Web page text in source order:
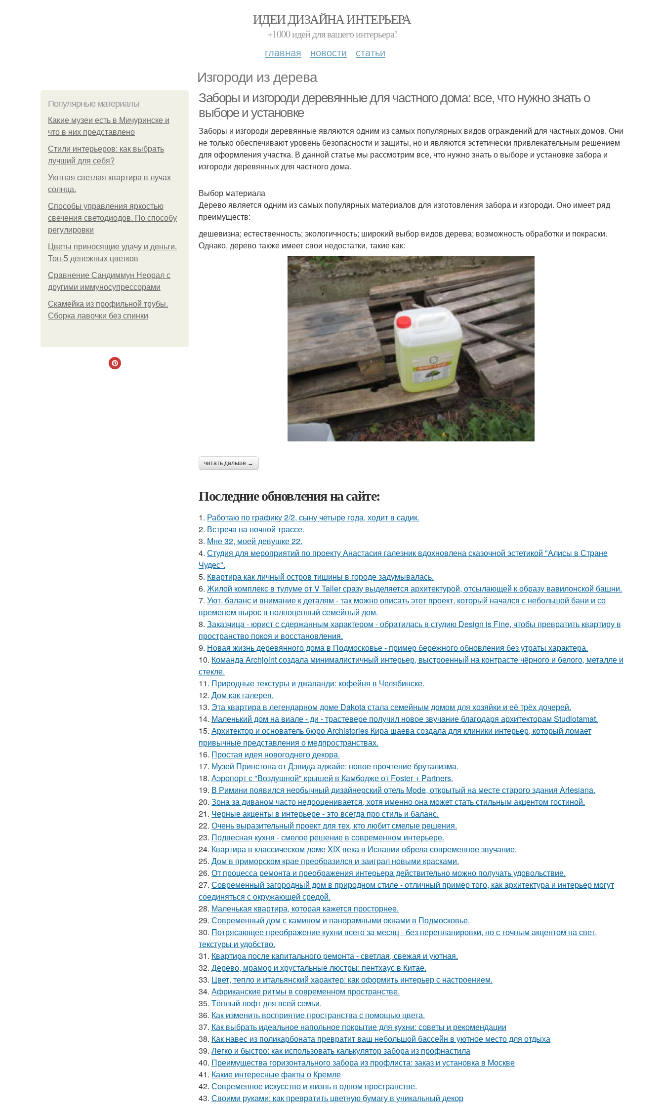
ИДЕИ ДИЗАЙНА ИНТЕРЬЕРА
+1000 идей для вашего интерьера!
главная новости статьи
Изгороди из дерева
Популярные материалы
Какие музеи есть в Мичуринске и
что в них представлено
Стили интерьеров: как выбрать
лучший для себя?
Уютная светлая квартира в лучах
солнца.
Способы управления яркостью
свечения светодиодов. По способу
регулировки
Цветы приносящие удачу и деньги.
Топ-5 денежных цветков
Сравнение Сандиммун Неорал с
другими иммуносупрессорами
Скамейка из профильной трубы.
Сборка лавочки без спинки
Заборы и изгороди деревянные для частного дома: все, что нужно знать о
выборе и установке
Заборы и изгороди деревянные являются одним из самых популярных видов ограждений для частных домов. Они
не только обеспечивают уровень безопасности и защиты, но и являются эстетически привлекательным решением
для оформления участка. В данной статье мы рассмотрим все, что нужно знать о выборе и установке забора и
изгороди деревянных для частного дома.
Выбор материала
Дерево является одним из самых популярных материалов для изготовления забора и изгороди. Оно имеет ряд
преимуществ:
дешевизна; естественность; экологичность; широкий выбор видов дерева; возможность обработки и покраски.
Однако, дерево также имеет свои недостатки, такие как:
читать дальше →
Последние обновления на сайте:
1. Работаю по графику 2/2, сыну четыре года, ходит в садик.
2. Встреча на ночной трассе.
3. Мне 32, моей девушке 22.
4. Студия для мероприятий по проекту Анастасия галезник вдохновлена сказочной эстетикой "Алисы в Стране
Чудес".
5. Квартира как личный остров тишины в городе задумывалась.
6. Жилой комплекс в тулуме от V Taller сразу выделяется архитектурой, отсылающей к образу вавилонской башни.
7. Уют, баланс и внимание к деталям - так можно описать этот проект, который начался с небольшой бани и со
временем вырос в полноценный семейный дом.
8. Заказчица - юрист с сдержанным характером - обратилась в студию Design is Fine, чтобы превратить квартиру в
пространство покоя и восстановления.
9. Новая жизнь деревянного дома в Подмосковье - пример бережного обновления без утраты характера.
10. Команда Archjoint создала минималистичный интерьер, выстроенный на контрасте чёрного и белого, металле и
стекле.
11. Природные текстуры и джапанди: кофейня в Челябинске.
12. Дом как галерея.
13. Эта квартира в легендарном доме Dakota стала семейным домом для хозяйки и её трёх дочерей.
14. Маленький дом на виале - ди - трастевере получил новое звучание благодаря архитекторам Studiotamat.
15. Архитектор и основатель бюро Archistories Кира шаева создала для клиники интерьер, который ломает
привычные представления о медпространствах.
16. Простая идея новогоднего декора.
17. Музей Принстона от Дэвида аджайе: новое прочтение брутализма.
18. Аэропорт с "Воздушной" крышей в Камбодже от Foster + Partners.
19. В Римини появился необычный дизайнерский отель Mode, открытый на месте старого здания Arlesiana.
20. Зона за диваном часто недооценивается, хотя именно она может стать стильным акцентом гостиной.
21. Черные акценты в интерьере - это всегда про стиль и баланс.
22. Очень выразительный проект для тех, кто любит смелые решения.
23. Подвесная кухня - смелое решение в современном интерьере.
24. Квартира в классическом доме XIX века в Испании обрела современное звучание.
25. Дом в приморском крае преобразился и заиграл новыми красками.
26. От процесса ремонта и преображения интерьера действительно можно получать удовольствие.
27. Современный загородный дом в природном стиле - отличный пример того, как архитектура и интерьер могут
соединяться с окружающей средой.
28. Маленькая квартира, которая кажется просторнее.
29. Современный дом с камином и панорамными окнами в Подмосковье.
30. Потрясающее преображение кухни всего за месяц - без перепланировки, но с точным акцентом на свет,
текстуры и удобство.
31. Квартира после капитального ремонта - светлая, свежая и уютная.
32. Дерево, мрамор и хрустальные люстры: пентхаус в Китае.
33. Цвет, тепло и итальянский характер: как оформить интерьер с настроением.
34. Африканские ритмы в современном пространстве.
35. Тёплый лофт для всей семьи.
36. Как изменить восприятие пространства с помощью цвета.
37. Как выбрать идеальное напольное покрытие для кухни: советы и рекомендации
38. Как навес из поликарбоната превратит ваш небольшой бассейн в уютное место для отдыха
39. Легко и быстро: как использовать калькулятор забора из профнастила
40. Преимущества горизонтального забора из профлиста: заказ и установка в Москве
41. Какие интересные факты о Кремле
42. Современное искусство и жизнь в одном пространстве.
43. Своими руками: как превратить цветную бумагу в уникальный декор